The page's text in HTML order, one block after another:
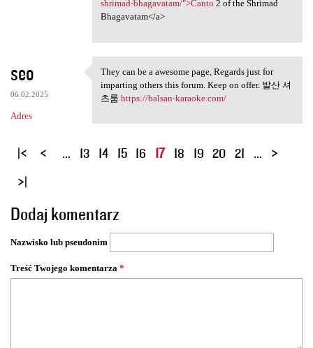
shrimad-bhagavatam/">Canto 2 of the Shrimad
Bhagavatam</a>
seo
06.02.2025
Adres
They can be a awesome page,
They can be a awesome page, Regards just for
imparting others this forum. Keep on offer. 발산 셔
츠룸 https://balsan-karaoke.com/
S
o
n
y
… 13 14 15 16 17 18 19 20 21 …
Dodaj komentarz
Nazwisko lub pseudonim
Treść Twojego komentarza *